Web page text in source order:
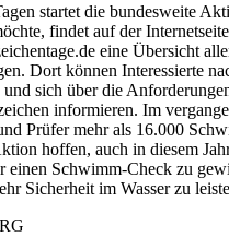
startet die bundesweite
findet auf der Internetseite
eine Übersicht
Dort können Interessierte
und sich über die
informieren. Im
Prüfer mehr als 16.000
hoffen, auch in diesem
einen Schwimm-Check zu
Sicherheit im Wasser zu